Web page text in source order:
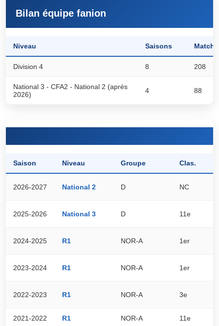
Bilan équipe fanion
Niveau Saisons Matchs
Division 4 8 208
National 3 - CFA2 - National 2 (après
2026)
4 88
Saison Niveau Groupe Clas.
2026-2027 National 2 D NC
2025-2026 National 3 D 11e
2024-2025 R1 NOR-A 1er
2023-2024 R1 NOR-A 1er
2022-2023 R1 NOR-A 3e
2021-2022 R1 NOR-A 11e